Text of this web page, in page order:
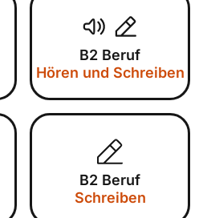
B2 Beruf
Hören und Schreiben
B2 Beruf
Schreiben